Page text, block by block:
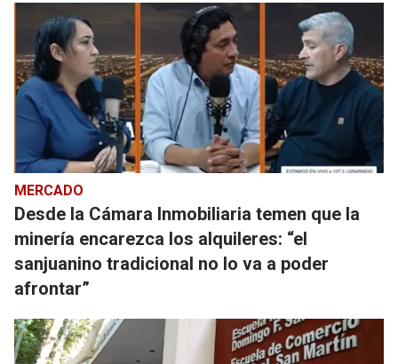
MERCADO
Desde la Cámara Inmobiliaria temen que la
minería encarezca los alquileres: “el
sanjuanino tradicional no lo va a poder
afrontar”